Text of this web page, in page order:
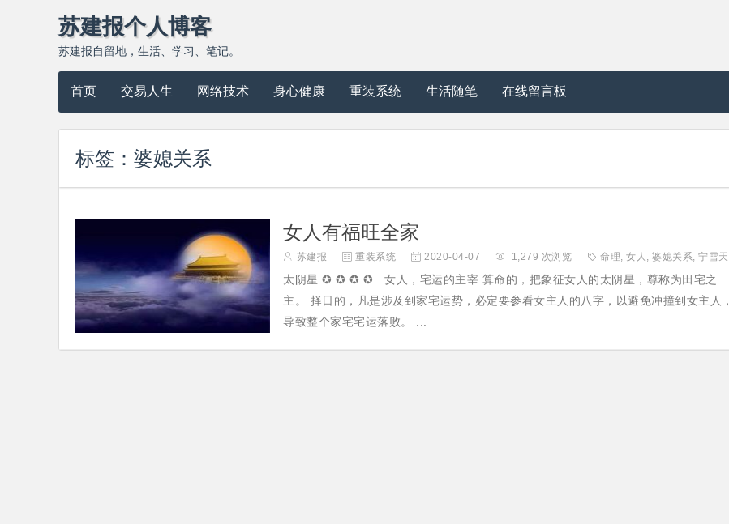
苏建报个人博客
苏建报自留地，生活、学习、笔记。
首页 交易人生 网络技术 身心健康 重装系统 生活随笔 在线留言板
标签： 婆媳关系
女人有福旺全家
 苏建报  重装系统  2020-04-07  1,279 次浏览  命理 女人 婆媳关系 宁雪天
太阴星 ✪ ✪ ✪ ✪ 女人，宅运的主宰 算命的，把象征女人的太阴星，尊称为田宅之
主。 择日的，凡是涉及到家宅运势，必定要参看女主人的八字，以避免冲撞到女主人，
导致整个家宅宅运落败。 ...